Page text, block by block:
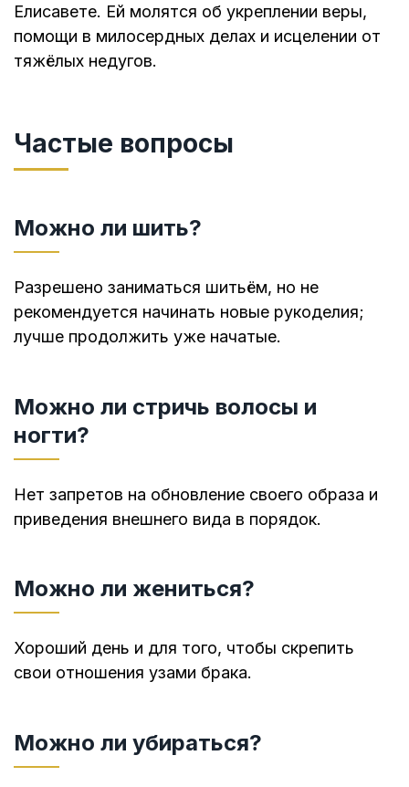
Елисавете. Ей молятся об укреплении веры,
помощи в милосердных делах и исцелении от
тяжёлых недугов.
Частые вопросы
Можно ли шить?
Разрешено заниматься шитьём, но не
рекомендуется начинать новые рукоделия;
лучше продолжить уже начатые.
Можно ли стричь волосы и
ногти?
Нет запретов на обновление своего образа и
приведения внешнего вида в порядок.
Можно ли жениться?
Хороший день и для того, чтобы скрепить
свои отношения узами брака.
Можно ли убираться?